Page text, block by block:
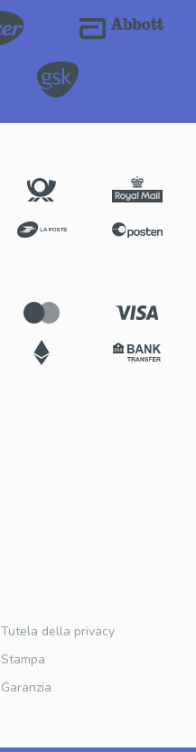
Tutela della privacy
Stampa
Garanzia